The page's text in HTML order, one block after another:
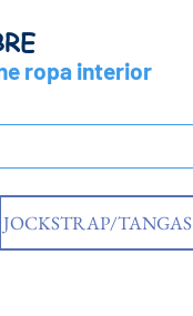
ropa interior
JOCKSTRAP/TANGAS